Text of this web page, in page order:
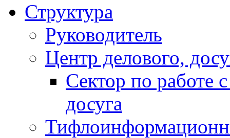
Структура
Руководитель
Центр делового,
Сектор по работе
досуга